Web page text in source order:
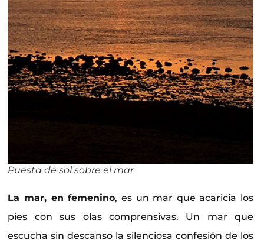
Puesta de sol sobre el mar
La mar, en femenino, es un mar que acaricia los
pies con sus olas comprensivas. Un mar que
escucha sin descanso la silenciosa confesión de los